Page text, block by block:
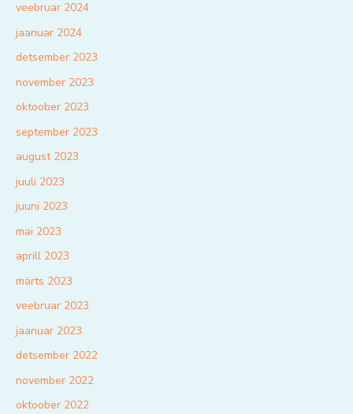
veebruar 2024
jaanuar 2024
detsember 2023
november 2023
oktoober 2023
september 2023
august 2023
juuli 2023
juuni 2023
mai 2023
aprill 2023
märts 2023
veebruar 2023
jaanuar 2023
detsember 2022
november 2022
oktoober 2022